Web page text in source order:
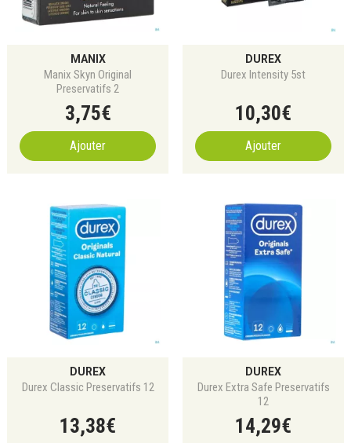
MANIX
Manix Skyn Original
Preservatifs 2
3,75€
Ajouter
DUREX
Durex Intensity 5st
10,30€
Ajouter
DUREX
Durex Classic Preservatifs 12
13,38€
DUREX
Durex Extra Safe Preservatifs
12
14,29€